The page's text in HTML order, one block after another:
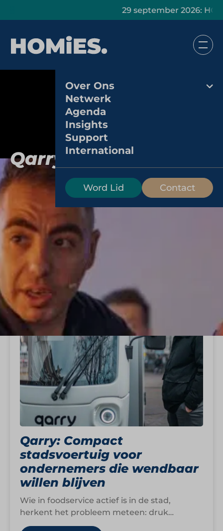
29 september 2026:
Over Ons
Netwerk
Agenda
Insights
Support
International
Word Lid Contact
Qarry
StartUp Stories
Qarry: Compact
stadsvoertuig voor
ondernemers die wendbaar
willen blijven
Wie in foodservice actief is in de stad,
herkent het probleem meteen: druk
verkeer, weinig ruimte, emissiezones en